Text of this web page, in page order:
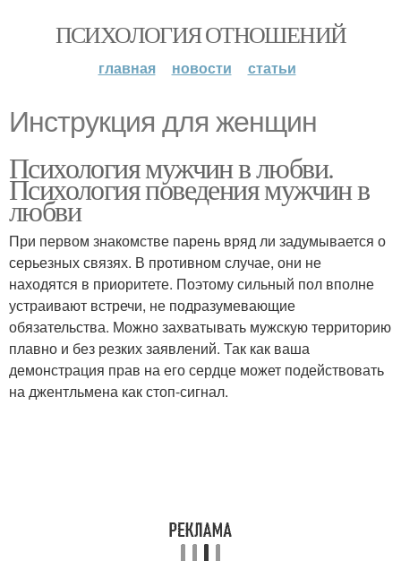
ПСИХОЛОГИЯ ОТНОШЕНИЙ
главная новости статьи
Инструкция для женщин
Психология мужчин в любви.
Психология поведения мужчин в
любви
При первом знакомстве парень вряд ли задумывается о
серьезных связях. В противном случае, они не
находятся в приоритете. Поэтому сильный пол вполне
устраивают встречи, не подразумевающие
обязательства. Можно захватывать мужскую территорию
плавно и без резких заявлений. Так как ваша
демонстрация прав на его сердце может подействовать
на джентльмена как стоп-сигнал.